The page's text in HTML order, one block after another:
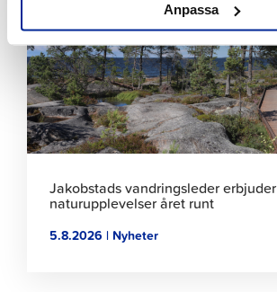
Anpassa
läsa
artikeln
Jakobstads vandringsleder erbjuder
naturupplevelser året runt
5.8.2026 | Nyheter